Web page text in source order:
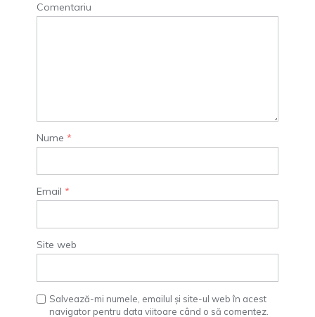
Comentariu
Nume *
Email *
Site web
Salvează-mi numele, emailul și site-ul web în acest
navigator pentru data viitoare când o să comentez.